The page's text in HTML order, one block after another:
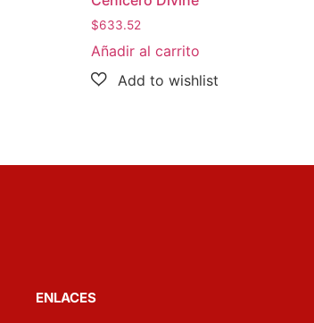
$633.52
Añadir al carrito
ENLACES